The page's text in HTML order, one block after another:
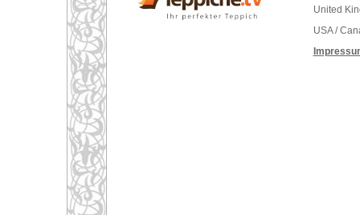
United
USA /